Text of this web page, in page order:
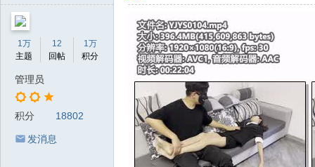
1万
主题
12
回帖
1万
积分
管理员
积分 18802
发消息